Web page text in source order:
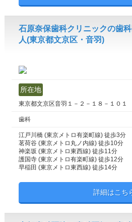
石原奈保歯科クリニックの歯
人(東京都文京区・音羽)
所在地
東京都文京区音羽１－２－１８－１０１
歯科
江戸川橋 (東京メトロ有楽町線) 徒歩3分
茗荷谷 (東京メトロ丸ノ内線) 徒歩10分
神楽坂 (東京メトロ東西線) 徒歩11分
護国寺 (東京メトロ有楽町線) 徒歩12分
早稲田 (東京メトロ東西線) 徒歩14分
詳細はこち